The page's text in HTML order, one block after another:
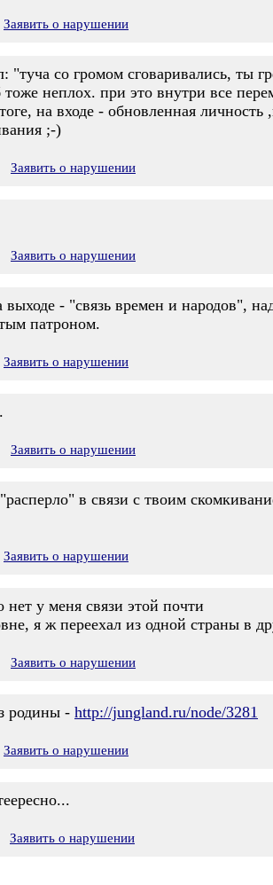
Заявить о нарушении
"туча со громом сговаривались, ты
неплох. при это внутри все
на входе - обновленная
;-)
Заявить о нарушении
Заявить о нарушении
- "связь времен и народов",
патроном.
Заявить о нарушении
Заявить о нарушении
в связи с твоим
Заявить о нарушении
нет у меня связи этой почти
я ж переехал из одной страны в
Заявить о нарушении
родины - http://jungland.ru/node/3281
Заявить о нарушении
Заявить о нарушении